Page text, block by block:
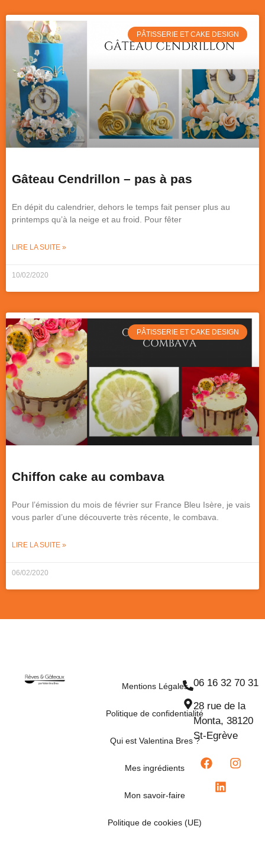
PÂTISSERIE ET CAKE DESIGN
Gâteau Cendrillon – pas à pas
En dépit du calendrier, dehors le temps fait penser plus au
printemps qu’à la neige et au froid. Pour fêter
LIRE LA SUITE »
10/02/2020
PÂTISSERIE ET CAKE DESIGN
Chiffon cake au combava
Pour l’émission du mois de février sur France Bleu Isère, je vais
vous parler d’une découverte très récente, le combava.
LIRE LA SUITE »
06/02/2020
Mentions Légales
Politique de confidentialité
Qui est Valentina Bres ?
Mes ingrédients
Mon savoir-faire
Politique de cookies (UE)
06 16 32 70 31
28 rue de la
Monta, 38120
St-Egrève